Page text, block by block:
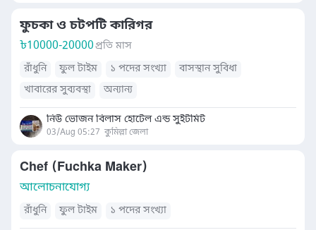
ফুচকা ও চটপটি কারিগর
৳10000-20000প্রতি মাস
রাঁধুনি
ফুল টাইম ১ পদের সংখ্যা
বাসস্থান সুবিধা
খাবারের সুব্যবস্থা
অন্যান্য
নিউ ভোজন বিলাস হোটেল এন্ড সুইটমিট
03/Aug 05:27 কুমিল্লা জেলা
Chef (Fuchka Maker)
আলোচনাযোগ্য
রাঁধুনি ফুল টাইম ১ পদের সংখ্যা